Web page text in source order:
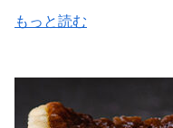
もっと読む